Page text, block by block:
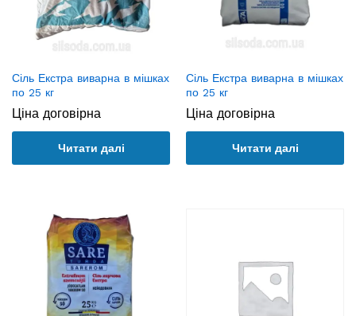
Сіль Екстра виварна в мішках
по 25 кг
Ціна договірна
Читати далі
Сіль Екстра виварна в мішках
по 25 кг
Ціна договірна
Читати далі